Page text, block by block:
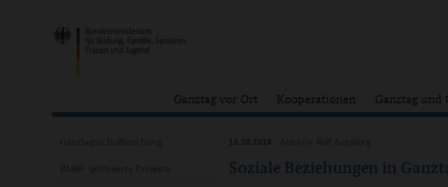
Ganztag vor Ort Kooperationen Ganztag und
Soziale Beziehungen in
15.10.2019 Autor/in: Ralf Augsburg
Ganztagsschulforschung
BMBF-geförderte Projekte